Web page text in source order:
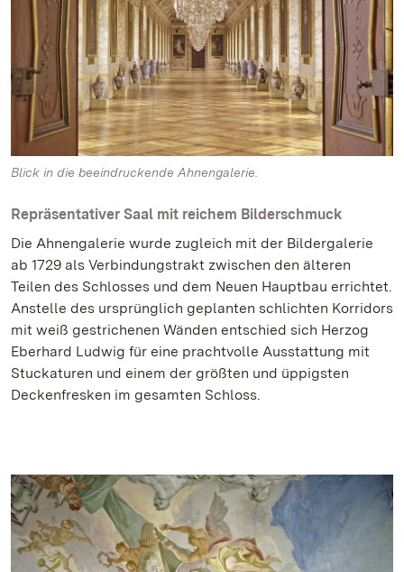
Blick in die beeindruckende Ahnengalerie.
Repräsentativer Saal mit reichem Bilderschmuck
Die Ahnengalerie wurde zugleich mit der Bildergalerie
ab 1729 als Verbindungstrakt zwischen den älteren
Teilen des Schlosses und dem Neuen Hauptbau errichtet.
Anstelle des ursprünglich geplanten schlichten Korridors
mit weiß gestrichenen Wänden entschied sich Herzog
Eberhard Ludwig für eine prachtvolle Ausstattung mit
Stuckaturen und einem der größten und üppigsten
Deckenfresken im gesamten Schloss.